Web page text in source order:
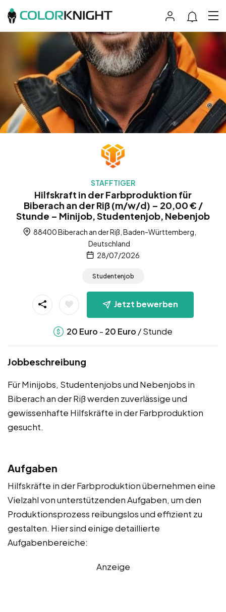
STAFFTIGER
Hilfskraft in der Farbproduktion für
Biberach an der Riß (m/w/d) – 20,00 € /
Stunde – Minijob, Studentenjob, Nebenjob
88400 Biberach an der Riß, Baden-Württemberg,
Deutschland
28/07/2026
Studentenjob
Jetzt bewerben
20 Euro - 20 Euro / Stunde
Jobbeschreibung
Für Minijobs, Studentenjobs und Nebenjobs in
Biberach an der Riß werden zuverlässige und
gewissenhafte Hilfskräfte in der Farbproduktion
gesucht.
Aufgaben
Hilfskräfte in der Farbproduktion übernehmen eine
Vielzahl von unterstützenden Aufgaben, um den
Produktionsprozess reibungslos und effizient zu
gestalten. Hier sind einige detaillierte
Aufgabenbereiche:
Anzeige